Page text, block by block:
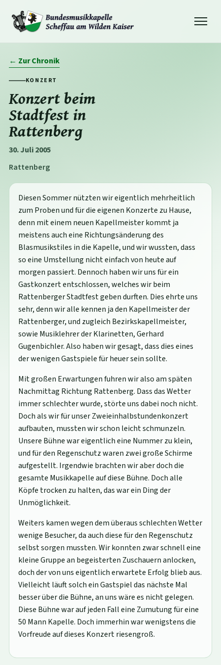
← Zur Chronik
KONZERT
Konzert beim
Stadtfest in
Rattenberg
30. Juli 2005
Rattenberg
Diesen Sommer nützten wir eigentlich mehrheitlich
zum Proben und für die eigenen Konzerte zu Hause,
denn mit einem neuen Kapellmeister kommt ja
meistens auch eine Richtungsänderung des
Blasmusikstiles in die Kapelle, und wir wussten, dass
so eine Umstellung nicht einfach von heute auf
morgen passiert. Dennoch haben wir uns für ein
Gastkonzert entschlossen, welches wir beim
Rattenberger Stadtfest geben durften. Dies ehrte uns
sehr, denn wir alle kennen ja den Kapellmeister der
Rattenberger, und zugleich Bezirkskapellmeister,
sowie Musiklehrer der Klarinetten, Gerhard
Gugenbichler. Also haben wir gesagt, dass dies eines
der wenigen Gastspiele für heuer sein sollte.
Mit großen Erwartungen fuhren wir also am späten
Nachmittag Richtung Rattenberg. Dass das Wetter
immer schlechter wurde, störte uns dabei noch nicht.
Doch als wir für unser Zweieinhalbstundenkonzert
aufbauten, mussten wir schon leicht schmunzeln.
Unsere Bühne war eigentlich eine Nummer zu klein,
und für den Regenschutz waren zwei große Schirme
aufgestellt. Irgendwie brachten wir aber doch die
gesamte Musikkapelle auf diese Bühne. Doch alle
Köpfe trocken zu halten, das war ein Ding der
Unmöglichkeit.
Weiters kamen wegen dem überaus schlechten Wetter
wenige Besucher, da auch diese für den Regenschutz
selbst sorgen mussten. Wir konnten zwar schnell eine
kleine Gruppe an begeisterten Zuschauern anlocken,
doch der von uns eigentlich erwartete Erfolg blieb aus.
Vielleicht läuft solch ein Gastspiel das nächste Mal
besser über die Bühne, an uns wäre es nicht gelegen.
Diese Bühne war auf jeden Fall eine Zumutung für eine
50 Mann Kapelle. Doch immerhin war wenigstens die
Vorfreude auf dieses Konzert riesengroß.